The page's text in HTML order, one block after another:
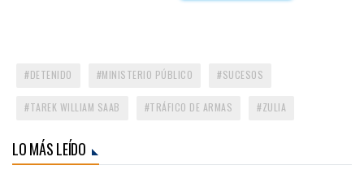
DETENIDO MINISTERIO PÚBLICO SUCESOS
TAREK WILLIAM SAAB TRÁFICO DE ARMAS ZULIA
LO MÁS LEÍDO